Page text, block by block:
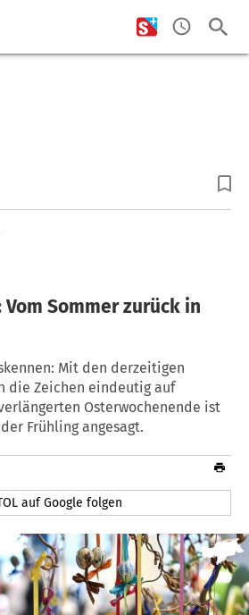
Sommer zurück in
Mit den derzeitigen
die Zeichen eindeutig auf
Osterwochenende ist
Frühling angesagt.
auf Google folgen